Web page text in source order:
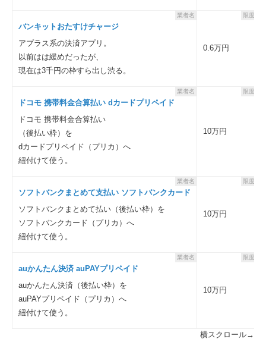
バンキットおたすけチャージ
アプラス系の決済アプリ。
以前はは緩めだったが、
現在は3千円の枠すら出し渋る。
業者名
0.6万円
限度額
ドコモ 携帯料金合算払い dカードプリペイド
ドコモ 携帯料金合算払い
（後払い枠）を
dカードプリペイド（プリカ）へ
紐付けて使う。
業者名
10万円
限度額
ソフトバンクまとめて支払い ソフトバンクカード
ソフトバンクまとめて払い（後払い枠）を
ソフトバンクカード（プリカ）へ
紐付けて使う。
業者名
10万円
限度額
auかんたん決済 auPAYプリペイド
auかんたん決済（後払い枠）を
auPAYプリペイド（プリカ）へ
紐付けて使う。
業者名
10万円
限度額
横スクロール→